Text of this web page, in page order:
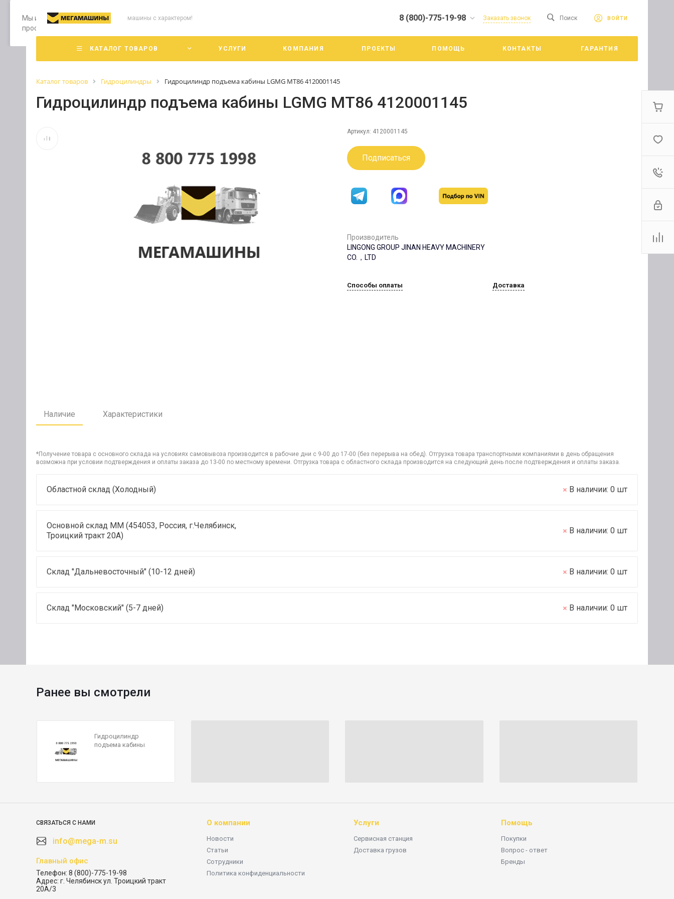
Мы используем файлы cookie, разработанные нашими специалистами и третьими лицами, для анализа событий на нашем веб-сайте. Продолжая
просмотр страниц нашего сайта, вы принимаете условия его использования. Более подробные сведения смотрите в Политике конфиденциальности
Принять
машины с характером! 8 (800)-775-19-98
г. Челябинск ул. Троицкий
тракт 20А/3
Заказать звонок Поиск ВОЙТИ
КАТАЛОГ ТОВАРОВ УСЛУГИ КОМПАНИЯ ПРОЕКТЫ ПОМОЩЬ КОНТАКТЫ ГАРАНТИЯ
Каталог товаров Гидроцилиндры Гидроцилиндр подъема кабины LGMG MT86 4120001145
Гидроцилиндр подъема кабины LGMG MT86 4120001145
Артикул: 4120001145
Подписаться
Производитель
LINGONG GROUP JINAN HEAVY MACHINERY
CO.，LTD
Способы оплаты Доставка
Наличие Характеристики
*Получение товара с основного склада на условиях самовывоза производится в рабочие дни с 9-00 до 17-00 (без перерыва на обед). Отгрузка товара транспортными компаниями в день обращения
возможна при условии подтверждения и оплаты заказа до 13-00 по местному времени. Отгрузка товара с областного склада производится на следующий день после подтверждения и оплаты заказа.
Областной склад (Холодный) В наличии: 0 шт
Основной склад ММ (454053, Россия, г.Челябинск,
Троицкий тракт 20А)
В наличии: 0 шт
Склад "Дальневосточный" (10-12 дней) В наличии: 0 шт
Склад "Московский" (5-7 дней) В наличии: 0 шт
Ранее вы смотрели
Гидроцилиндр
подъема кабины
СВЯЗАТЬСЯ С НАМИ
info@mega-m.su
Главный офис
Телефон: 8 (800)-775-19-98
Адрес: г. Челябинск ул. Троицкий тракт
20А/3
О компании
Новости
Статьи
Сотрудники
Политика конфиденциальности
Услуги
Сервисная станция
Доставка грузов
Помощь
Покупки
Вопрос - ответ
Бренды